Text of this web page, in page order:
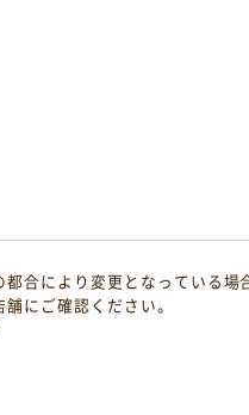
合により変更となっている場
にご確認ください。